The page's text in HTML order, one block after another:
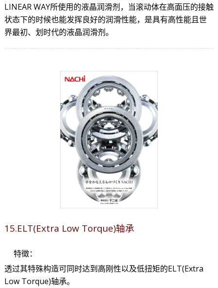
LINEAR WAY所使用的液晶润滑剂，当滚动体在高面压的接触
状态下的时候也能发挥良好的润滑性能，是具有高性能且世
界最初、划时代的液晶润滑剂。
15.ELT(Extra Low Torque)轴承
特徵：
透过其特殊构造可同时达到高刚性以及低扭矩的ELT(Extra
Low Torque)轴承。